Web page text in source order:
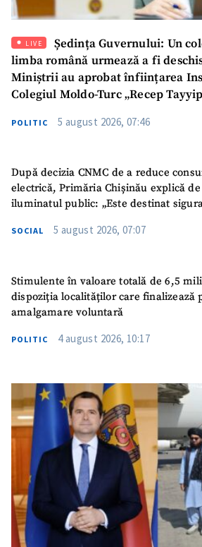
SUSȚINE
LIVE
Ședința Guvernului: Un
limba română urmează a fi
Miniștrii au aprobat înființarea
Colegiul Moldo-Turc „Recep
POLITIC 5 august 2026, 07:46
După decizia CNMC de a reduce
electrică, Primăria Chișinău explică
iluminatul public: „Este destinat
SOCIAL 5 august 2026, 07:07
Stimulente în valoare totală de 6,5
dispoziția localităților care finalizează
amalgamare voluntară
POLITIC 4 august 2026, 10:17
Mesajul știrei
+ Mesajul știrei
CONTACT SURSĂ
Email+ Emailul meu
+ Telefon personal
confidențialitate
TRIMITE ȘTIREA